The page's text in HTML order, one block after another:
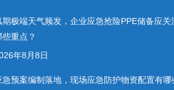
期极端天气频发，企业应急抢险PPE储备应关
些重点？
年8月8日
急预案编制落地，现场应急防护物资配置有哪